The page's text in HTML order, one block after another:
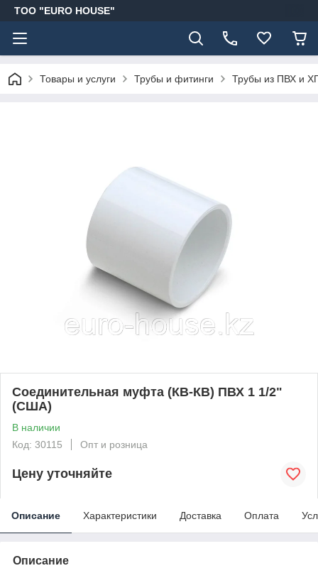
ТОО "EURO HOUSE"
Товары и услуги Трубы и фитинги Трубы из ПВХ и
Соединительная муфта (КВ-КВ) ПВХ 1 1/2"
(США)
В наличии
Код: 30115
Опт и розница
Цену уточняйте
Описание Характеристики Доставка Оплата
Описание